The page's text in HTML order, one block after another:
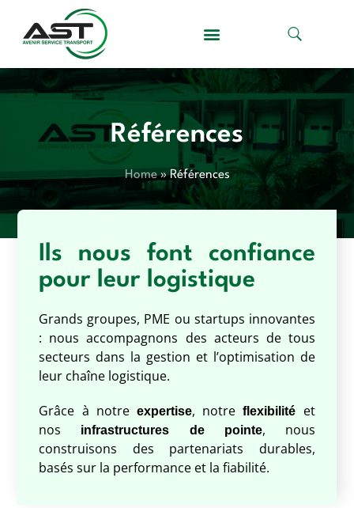
Références
Home»Références
Ils nous font confiance
pour leur logistique
Grands groupes, PME ou startups innovantes
: nous accompagnons des acteurs de tous
secteurs dans la gestion et l’optimisation de
leur chaîne logistique.
Grâce à notre expertise, notreflexibilité
et
nos
infrastructures de pointe, nous
construisons des partenariats durables,
basés sur la performance et la fiabilité.